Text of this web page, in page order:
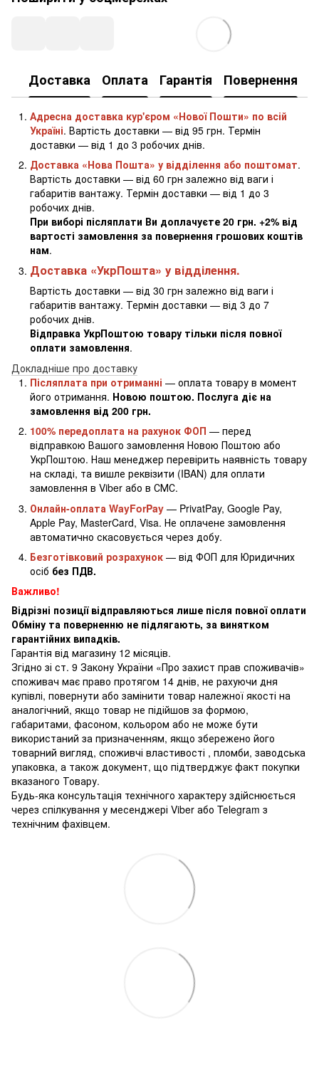
Доставка Оплата Гарантія Повернення
Адресна доставка кур'єром «Нової Пошти» по всій
Україні. Вартість доставки — від 95 грн. Термін
доставки — від 1 до 3 робочих днів.
Доставка «Нова Пошта» у відділення або поштомат.
Вартість доставки — від 60 грн залежно від ваги і
габаритів вантажу. Термін доставки — від 1 до 3
робочих днів.
При виборі післяплати Ви доплачуєте 20 грн. +2% від
вартості замовлення за повернення грошових коштів
нам.
Доставка «УкрПошта» у відділення.
Вартість доставки — від 30 грн залежно від ваги і
габаритів вантажу. Термін доставки — від 3 до 7
робочих днів.
Відправка УкрПоштою товару тільки після повної
оплати замовлення.
Докладніше про доставку
Післяплата при отриманні — оплата товару в момент
його отримання. Новою поштою. Послуга діє на
замовлення від 200 грн.
100% передоплата на рахунок ФОП — перед
відправкою Вашого замовлення Новою Поштою або
УкрПоштою. Наш менеджер перевірить наявність товару
на складі, та вишле реквізити (IBAN) для оплати
замовлення в Viber або в СМС.
Онлайн-оплата WayForPay — PrivatPay, Google Pay,
Apple Pay, MasterCard, Visa. Не оплачене замовлення
автоматично скасовується через добу.
Безготівковий розрахунок — від ФОП для Юридичних
осіб без ПДВ.
Важливо!
Відрізні позиції відправляються лише після повної оплати
Обміну та поверненню не підлягають, за винятком
гарантійних випадків.
Гарантія від магазину 12 місяців.
Згідно зі ст. 9 Закону України «Про захист прав споживачів»
споживач має право протягом 14 днів, не рахуючи дня
купівлі, повернути або замінити товар належної якості на
аналогічний, якщо товар не підійшов за формою,
габаритами, фасоном, кольором або не може бути
використаний за призначенням, якщо збережено його
товарний вигляд, споживчі властивості , пломби, заводська
упаковка, а також документ, що підтверджує факт покупки
вказаного Товару.
Будь-яка консультація технічного характеру здійснюється
через спілкування у месенджері Viber або Telegram з
технічним фахівцем.